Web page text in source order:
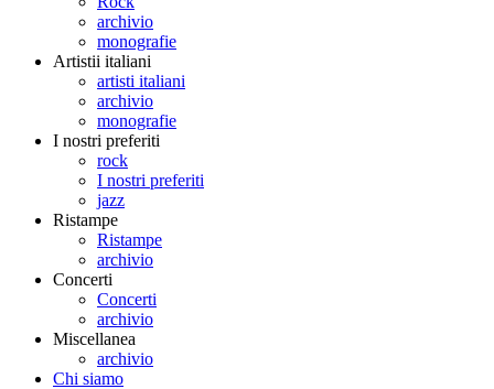
archivio
monografie
Artistii italiani
artisti italiani
archivio
monografie
I nostri preferiti
rock
I nostri preferiti
jazz
Ristampe
Ristampe
archivio
Concerti
Concerti
archivio
Miscellanea
archivio
Chi siamo